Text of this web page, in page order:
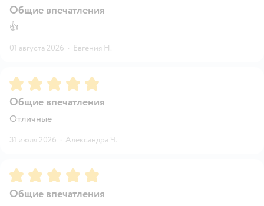
Общие впечатления
👍
01 августа 2026 · Евгения Н.
Рейтинг:5
Общие впечатления
Отличные
31 июля 2026 · Александра Ч.
Рейтинг:5
Общие впечатления